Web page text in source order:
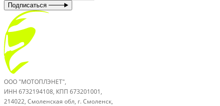
Подписаться
ООО "МОТОПЛЭНЕТ",
ИНН 6732194108, КПП 673201001,
214022, Смоленская обл, г. Смоленск,